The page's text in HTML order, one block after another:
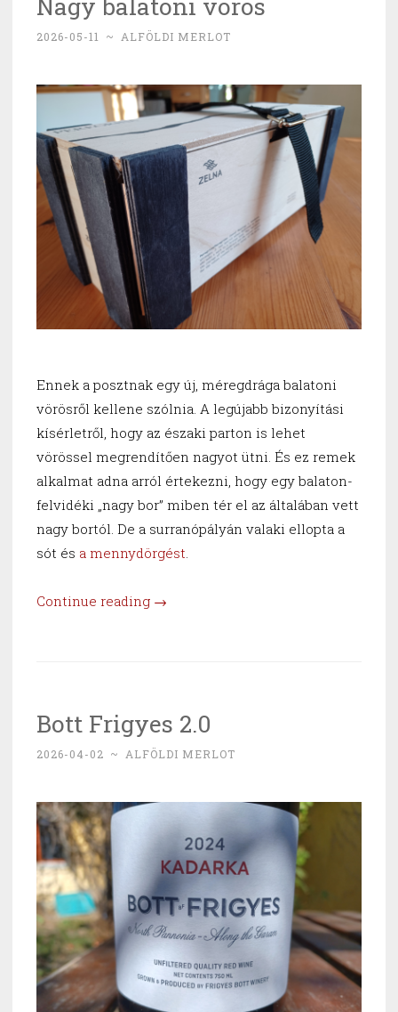
2026-05-11 ~ ALFÖLDI MERLOT
Ennek a posztnak egy új, méregdrága balatoni
vörösről kellene szólnia. A legújabb bizonyítási
kísérletről, hogy az északi parton is lehet
vörössel megrendítően nagyot ütni. És ez remek
alkalmat adna arról értekezni, hogy egy balaton-
felvidéki „nagy bor” miben tér el az általában vett
nagy bortól. De a surranópályán valaki ellopta a
sót és a mennydörgést
Continue reading “Nagy
→
Bott Frigyes 2.0
2026-04-02 ~ ALFÖLDI MERLOT